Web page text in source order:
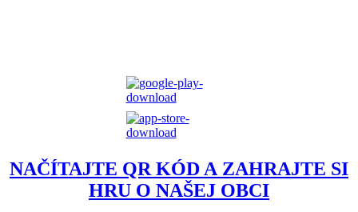
NAČÍTAJTE QR KÓD A ZAHRAJTE SI
HRU O NAŠEJ OBCI